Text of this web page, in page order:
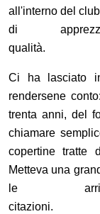
all'interno del
di
Ci ha lasciato
rendersene
trenta anni, del
chiamare
copertine tratte
Metteva una
le